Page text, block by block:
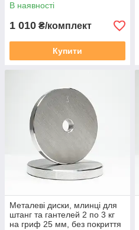
В наявності
1 010 ₴/комплект
Купити
Металеві диски, млинці для
штанг та гантелей 2 по 3 кг
на гриф 25 мм, без покриття